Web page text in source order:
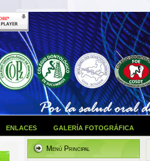
ENLACES GALERÍA FOTOGRÁFICA
Menú Principal